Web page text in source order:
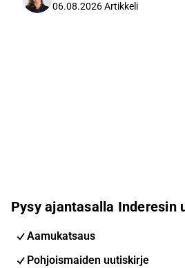
06.08.2026Artikkeli
Pysy ajantasalla Inderesin
Aamukatsaus
Pohjoismaiden uutiskirje